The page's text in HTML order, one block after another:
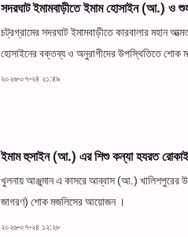
সদরঘাট ইমামবাড়ীতে ইমাম হোসাইন (আ.) ও
চট্রগ্রামের সদরঘাট ইমামবাড়ীতে কারবালার মহান
হোসাইনের বক্তব্য ও অনুরাগীদের উপস্থিতিতে শোক
২০২৬-০৭-২৪ ২১:৪৯
ইমাম হুসাইন (আ.) এর শিশু কন্যা হযরত
খুলনায় আঞ্জুমান এ কাসরে আব্বাস (আ.) খালিশপুরের
জাগরণ) শোক মজলিসের আয়োজন ।
২০২৬-০৭-২৪ ১২:২৮